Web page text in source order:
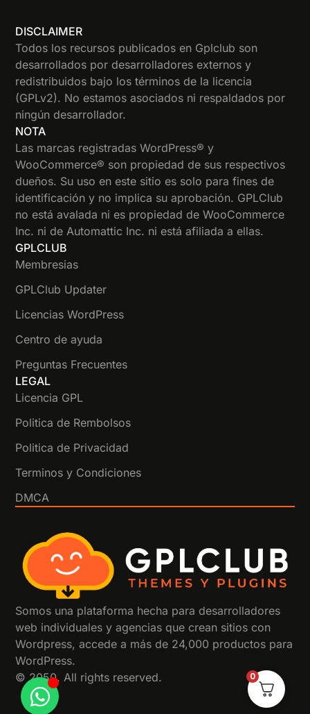
DISCLAIMER
Todos los recursos publicados en Gplclub son
desarrollados por desarrolladores externos y
redistribuidos bajo los términos de la licencia
(GPLv2). No estamos asociados ni respaldados por
ningún desarrollador.
NOTA
Las marcas registradas WordPress® y
WooCommerce® son propiedad de sus respectivos
dueños. Su uso en este sitio es solo para fines de
identificación y no implica su aprobación. GPLClub
no está avalada ni es propiedad de WooCommerce
Inc. ni de Automattic Inc. ni está afiliada a ellas.
GPLCLUB
Membresias
GPLClub Updater
Licencias WordPress
Centro de ayuda
Preguntas Frecuentes
LEGAL
Licencia GPL
Politica de Rembolsos
Politica de Privacidad
Terminos y Condiciones
DMCA
Somos una plataforma hecha para desarrolladores
web individuales y agencias que crean sitios con
Wordpress, accede a más de 24,000 productos para
WordPress.
© 2050. All rights reserved.
0